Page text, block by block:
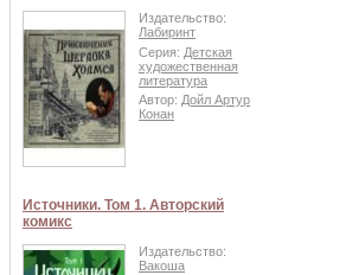
Издательство:
Лабиринт
Серия: Детская
художественная
литература
Автор: Дойл Артур
Конан
Источники. Том 1. Авторский
комикс
Издательство:
Вакоша